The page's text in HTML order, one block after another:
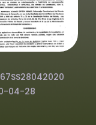
04-28